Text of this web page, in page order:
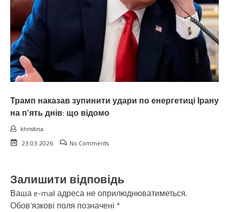
Трамп наказав зупинити удари по енергетиці Ірану
на п’ять днів: що відомо
khristina
23.03.2026
No Comments
Залишити відповідь
Ваша e-mail адреса не оприлюднюватиметься.
Обов’язкові поля позначені *